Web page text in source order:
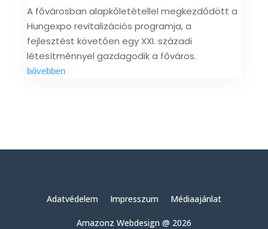
A fővárosban alapkőletétellel megkezdődött a
Hungexpo revitalizációs programja, a
fejlesztést követően egy XXI. századi
létesítménnyel gazdagodik a főváros.
bővebben
Adatvédelem Impresszum Médiaajánlat
Amazonz Webdesign @ 2026